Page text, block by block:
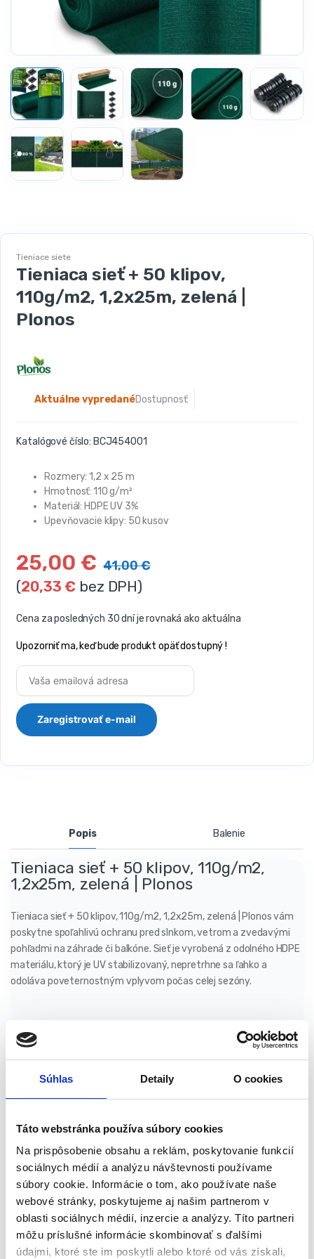
Súhlas Detaily O cookies
Táto webstránka používa súbory cookies
Na prispôsobenie obsahu a reklám, poskytovanie funkcií
sociálnych médií a analýzu návštevnosti používame
súbory cookie. Informácie o tom, ako používate naše
webové stránky, poskytujeme aj našim partnerom v
oblasti sociálnych médií, inzercie a analýzy. Títo partneri
môžu príslušné informácie skombinovať s ďalšími
údajmi, ktoré ste im poskytli alebo ktoré od vás získali,
Tieniace siete
Tieniaca sieť + 50 klipov,
110g/m2, 1,2x25m, zelená |
Plonos
Dostupnosť:
Aktuálne vypredané
Katalógové číslo: BCJ454001
Rozmery: 1,2 x 25 m
Hmotnosť: 110 g/m²
Materiál: HDPE UV 3%
Upevňovacie klipy: 50 kusov
25,00 € 41,00€
(20,33€ bez DPH)
Cena za posledných 30 dní je rovnaká ako aktuálna
Upozorniť ma, keď bude produkt opäť dostupný !
Popis Balenie
Tieniaca sieť + 50 klipov, 110g/m2,
1,2x25m, zelená | Plonos
Tieniaca sieť + 50 klipov, 110g/m2, 1,2x25m, zelená | Plonos vám
poskytne spoľahlivú ochranu pred slnkom, vetrom a zvedavými
pohľadmi na záhrade či balkóne. Sieť je vyrobená z odolného HDPE
materiálu, ktorý je UV stabilizovaný, nepretrhne sa ľahko a
odoláva poveternostným vplyvom počas celej sezóny.
prostredie aj počas horúcich dní. Vďaka 50 pribaleným plastovým
úchytom je inštalácia rýchla, jednoduchá a pevná – sieť možno
pripevniť na plot, zábradlie alebo iné konštrukcie bez nutnosti
priestorom.
Príklady použitia:
Zakrývanie pozemkov, záhrad, balkónov a terás
Ochrana rastlín, kvetinových záhonov pred vetrom a
nadmerným slnkom
Estetické zakrytie prístreškov na odpadky, kompostovísk a